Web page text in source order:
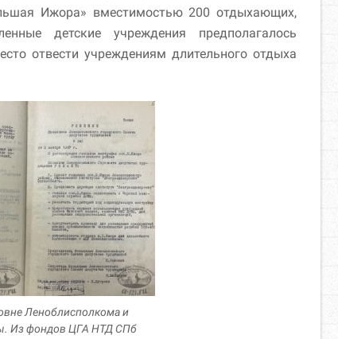
Ижора» вместимостью 200 отдыхающих,
детские учреждения предполагалось
отвести учреждениям длительного отдыха
Леноблисполкома и
Из фондов ЦГА НТД СПб